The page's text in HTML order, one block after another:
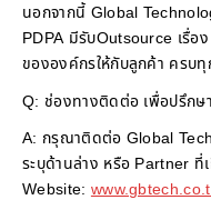
นอกจากนี้ Global
PDPA มีรับOutsource เรื่อ
ขององค์กรให้กับลูกค้า ครบ
Q: ช่องทางติดต่อ เพื่อปรึก
A: กรุณาติดต่อ Global
ระบุด้านล่าง หรือ Partner ที่
Website: